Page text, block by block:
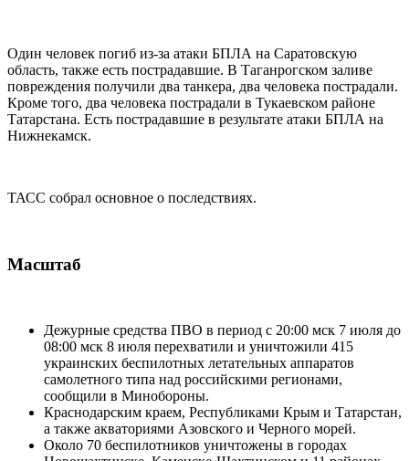
Один человек погиб из-за атаки БПЛА на Саратовскую
область, также есть пострадавшие. В Таганрогском заливе
повреждения получили два танкера, два человека пострадали.
Кроме того, два человека пострадали в Тукаевском районе
Татарстана. Есть пострадавшие в результате атаки БПЛА на
Нижнекамск.
ТАСС собрал основное о последствиях.
Масштаб
Дежурные средства ПВО в период с 20:00 мск 7 июля до
08:00 мск 8 июля перехватили и уничтожили 415
украинских беспилотных летательных аппаратов
самолетного типа над российскими регионами,
сообщили в Минобороны.
Краснодарским краем, Республиками Крым и Татарстан,
а также акваториями Азовского и Черного морей.
Около 70 беспилотников уничтожены в городах